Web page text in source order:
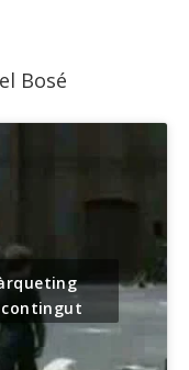
Bosé